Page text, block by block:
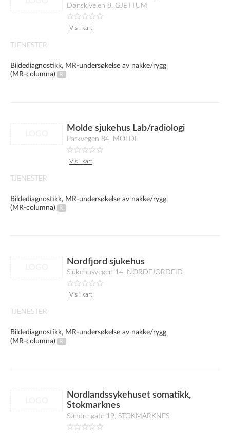
Dønskiveien 8, GJETTUM
Vis i kart
TJENESTER
Bildediagnostikk, MR-undersøkelse av nakke/rygg
(MR-columna)
Molde sjukehus Lab/radiologi
Parkvegen 84, MOLDE
Vis i kart
TJENESTER
Bildediagnostikk, MR-undersøkelse av nakke/rygg
(MR-columna)
Nordfjord sjukehus
Sjukehusvegen 14, NORDFJORDEID
Vis i kart
TJENESTER
Bildediagnostikk, MR-undersøkelse av nakke/rygg
(MR-columna)
Nordlandssykehuset somatikk,
Stokmarknes
Søndre gate 19, STOKMARKNES